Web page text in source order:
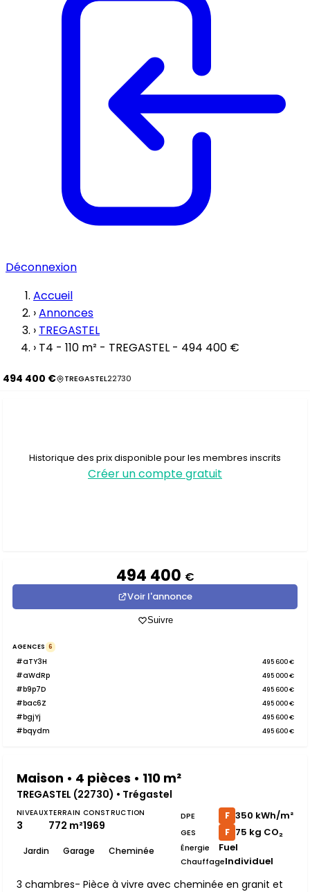
Déconnexion
Accueil
›Annonces
› TREGASTEL
› T4 - 110 m² - TREGASTEL - 494 400 €
494 400 € TREGASTEL22730
Historique des prix disponible pour les membres inscrits
Créer un compte gratuit
494 400 €
Voir l'annonce
Suivre
AGENCES 6
#aTY3H 495 600 €
#aWdRp 495 000 €
#b9p7D 495 600 €
#bac6Z 495 000 €
#bgjYj 495 600 €
#bqydm 495 600 €
Maison • 4 pièces • 110 m²
TREGASTEL (22730) • Trégastel
NIVEAUX
3
TERRAIN
772 m²
CONSTRUCTION
1969
Jardin Garage Cheminée
DPE F 350 kWh/m²
GES F 75 kg CO₂
Énergie Fuel
ChauffageIndividuel
3 chambres- Pièce à vivre avec cheminée en granit et